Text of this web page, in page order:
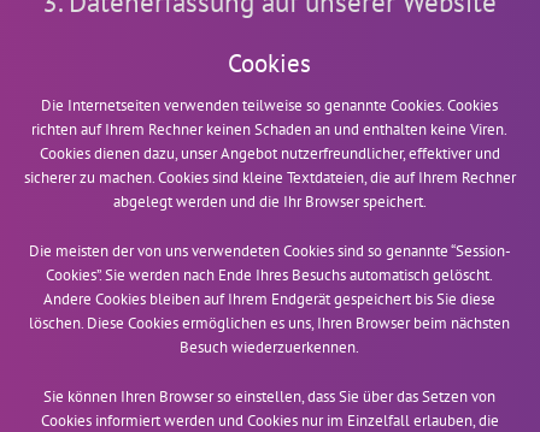
Cookies
Die Internetseiten verwenden teilweise so genannte Cookies. Cookies
richten auf Ihrem Rechner keinen Schaden an und enthalten keine Viren.
Cookies dienen dazu, unser Angebot nutzerfreundlicher, effektiver und
sicherer zu machen. Cookies sind kleine Textdateien, die auf Ihrem Rechner
abgelegt werden und die Ihr Browser speichert.
Die meisten der von uns verwendeten Cookies sind so genannte “Session-
Cookies”. Sie werden nach Ende Ihres Besuchs automatisch gelöscht.
Andere Cookies bleiben auf Ihrem Endgerät gespeichert bis Sie diese
löschen. Diese Cookies ermöglichen es uns, Ihren Browser beim nächsten
Besuch wiederzuerkennen.
Sie können Ihren Browser so einstellen, dass Sie über das Setzen von
Cookies informiert werden und Cookies nur im Einzelfall erlauben, die